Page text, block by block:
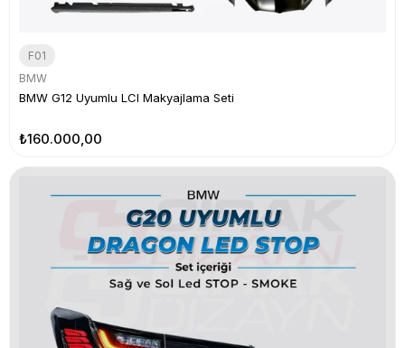
F01
BMW
BMW G12 Uyumlu LCI Makyajlama Seti
₺160.000,00